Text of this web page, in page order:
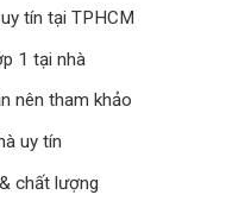
tín tại TPHCM
1 tại nhà
nên tham khảo
uy tín
chất lượng